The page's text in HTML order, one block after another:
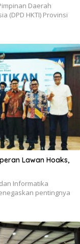
Daerah
(DPD HKTI) Provinsi
Lawan Hoaks,
Informatika
pentingnya